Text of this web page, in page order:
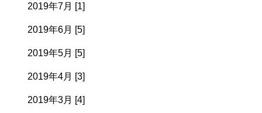
2019年7月 [1]
2019年6月 [5]
2019年5月 [5]
2019年4月 [3]
2019年3月 [4]